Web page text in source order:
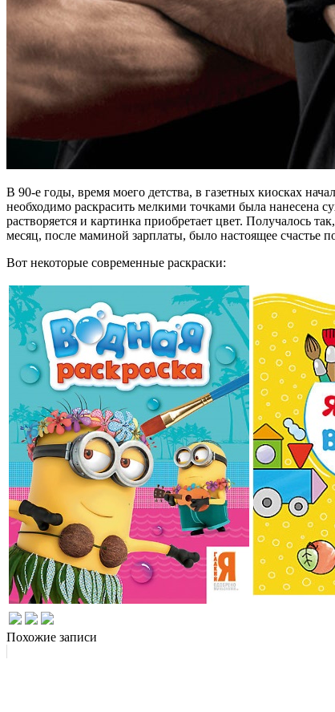
В 90-е годы, время моего детства, в газетных киосках
необходимо раскрасить мелкими точками была нанесена
растворяется и картинка приобретает цвет. Получалось
месяц, после маминой зарплаты, было настоящее счастье
Вот некоторые современные раскраски:
Похожие записи